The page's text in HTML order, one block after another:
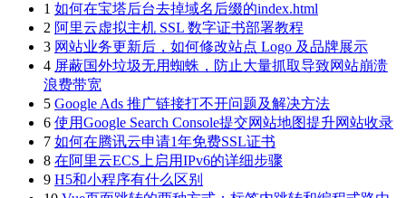
1 如何在宝塔后台去掉域名后缀的index.html
2 阿里云虚拟主机 SSL 数字证书部署教程
3 网站业务更新后，如何修改站点 Logo 及品牌展示
4 屏蔽国外垃圾无用蜘蛛，防止大量抓取导致网站崩溃
浪费带宽
5 Google Ads 推广链接打不开问题及解决方法
6 使用Google Search Console提交网站地图提升网站收录
7 如何在腾讯云申请1年免费SSL证书
8 在阿里云ECS上启用IPv6的详细步骤
9 H5和小程序有什么区别